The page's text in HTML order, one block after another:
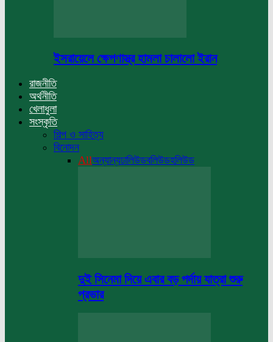
ইসরায়েলে ক্ষেপণাস্ত্র হামলা চালালো ইরান
রাজনীতি
অর্থনীতি
খেলাধুলা
সংস্কৃতি
শিল্প ও সাহিত্য
বিনোদন
Allঅন্যান্যঢালিউডবলিউডহলিউড
দুই সিনেমা দিয়ে এবার বড় পর্দায় যাত্রা শুরু
প্রভার